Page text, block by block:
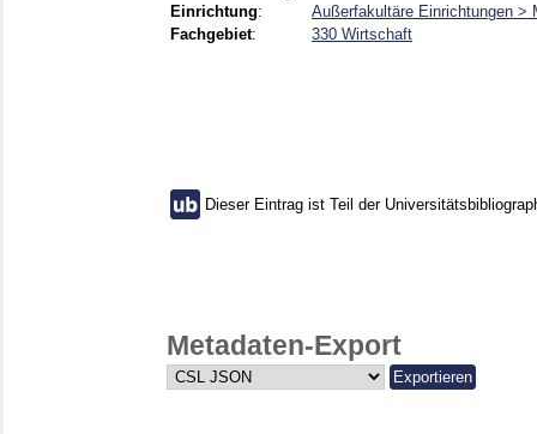
Einrichtung:
Außerfakultäre Einrichtungen >
Fachgebiet: 330 Wirtschaft
Dieser Eintrag ist Teil der
Metadaten-Export